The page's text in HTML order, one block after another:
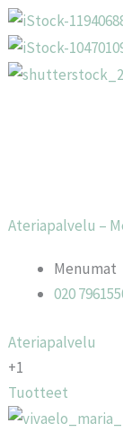
Ateriapalvelu –
Menumat
020
Ateriapalvelu
+1
Tuotteet